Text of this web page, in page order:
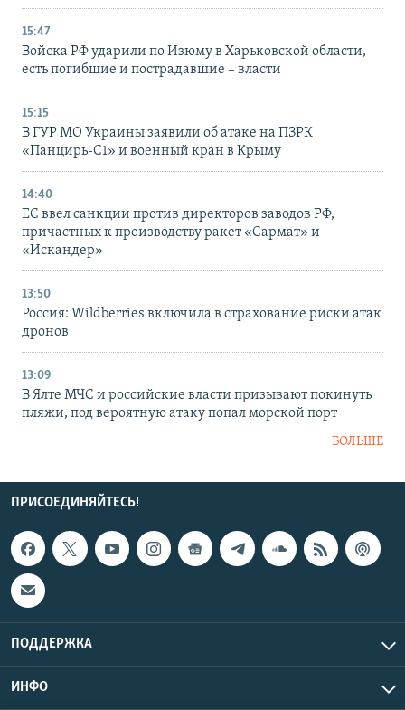
15:47
Войска РФ ударили по Изюму в Харьковской области,
есть погибшие и пострадавшие – власти
15:15
В ГУР МО Украины заявили об атаке на ПЗРК
«Панцирь-С1» и военный кран в Крыму
14:40
ЕС ввел санкции против директоров заводов РФ,
причастных к производству ракет «Сармат» и
«Искандер»
13:50
Россия: Wildberries включила в страхование риски атак
дронов
13:09
В Ялте МЧС и российские власти призывают покинуть
пляжи, под вероятную атаку попал морской порт
БОЛЬШЕ
ПРИСОЕДИНЯЙТЕСЬ!
ПОДДЕРЖКА
ИНФО